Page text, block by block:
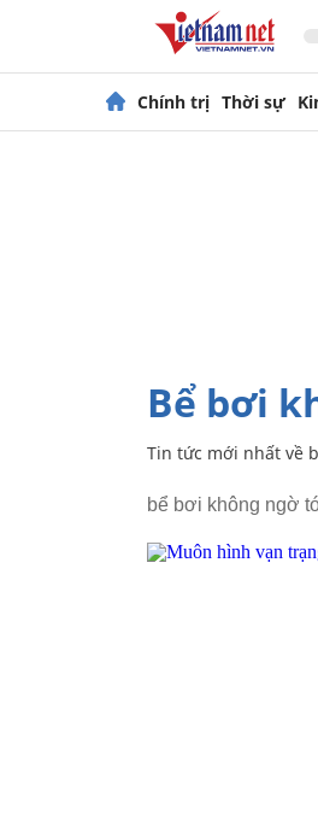
Chính trị Thời sự
bể bơi
Tin tức mới nhất về
bể bơi không ngờ